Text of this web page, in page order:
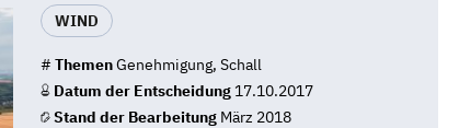
WIND
# ThemenGenehmigung, Schall
Datum der Entscheidung 17.10.2017
Stand der Bearbeitung März 2018